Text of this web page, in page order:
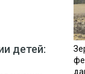
детей: